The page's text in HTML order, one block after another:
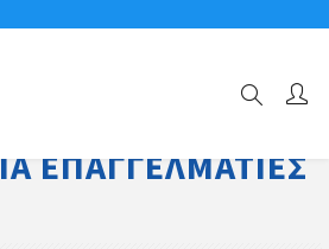
ΕΠΑΓΓΕΛΜΑΤΊΕΣ